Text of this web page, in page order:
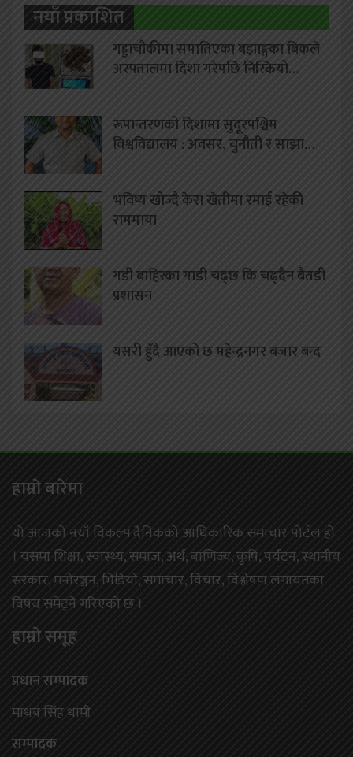
नयाँ प्रकाशित
गड्डाचौकीमा समातिएका बझाङ्गका बिकले
अस्पतालमा दिशा गरेपछि निस्कियो…
रूपान्तरणको दिशामा सुदूरपश्चिम
विश्वविद्यालय : अवसर, चुनौती र साझा…
भविष्य खोज्दै केरा खेतीमा रमाई रहेकी
राममाया
गडी बाहिरका गाडी चढ्छ कि चढ्दैन बैतडी
प्रशासन
यसरी हुँदै आएको छ महेन्द्रनगर बजार बन्द
हाम्राे बारेमा
यो आजको नयाँ विकल्प दैनिकको आधिकारिक समाचार पोर्टल हो
। यसमा शिक्षा, स्वास्थ्य, समाज, अर्थ, बाणिज्य, कृषि, पर्यटन, स्थानीय
सरकार, मनोरञ्जन, भिडियो, समाचार, विचार, विश्लेषण लगायतका
विषय समेट्ने गरिएको छ ।
हाम्राे समूह
प्रधान सम्पादक
माधब सिंह धामी
सम्पादक